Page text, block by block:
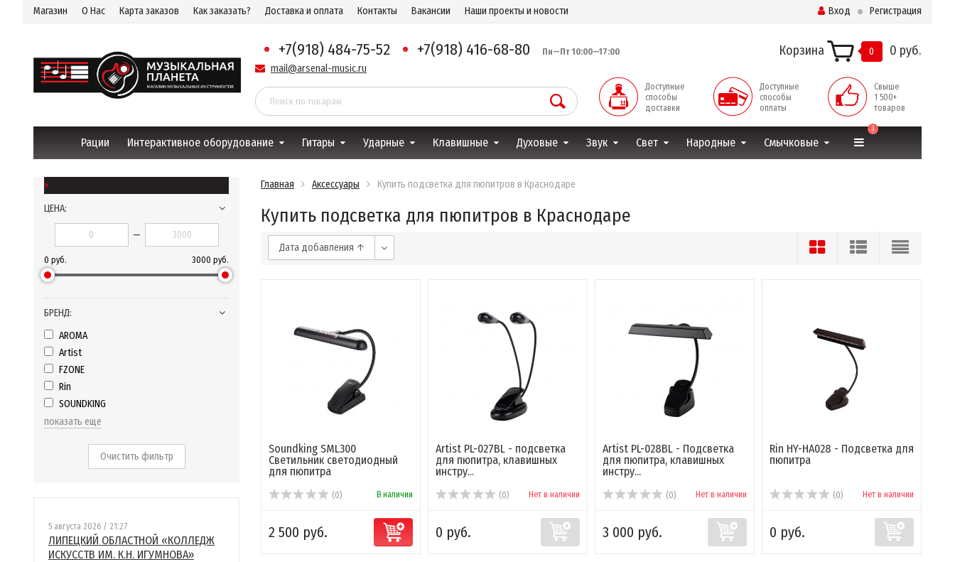
Магазин О Нас Карта заказов Как заказать? Доставка и оплата Контакты Вакансии Наши проекты и новости Вход Регистрация
+7(918) 484-75-52 +7(918) 416-68-80 Пн—Пт 10:00—17:00
mail@arsenal-music.ru
Корзина 0 0 руб.
Доступные
способы
доставки
Доступные
способы
оплаты
Свыше
1 500+
товаров
Рации Интерактивное оборудование Гитары Ударные Клавишные Духовые Звук Свет Народные Смычковые
3
×
ЦЕНА:
—
0 руб. 3000 руб.
БРЕНД:
AROMA
Artist
FZONE
Rin
SOUNDKING
показать еще
Очистить фильтр
5 августа 2026 / 21:27
ЛИПЕЦКИЙ ОБЛАСТНОЙ «КОЛЛЕДЖ
ИСКУССТВ ИМ. К.Н. ИГУМНОВА»
Главная Аксессуары Купить подсветка для пюпитров в Краснодаре
Купить подсветка для пюпитров в Краснодаре
Дата добавления ↑
Soundking SML300
Светильник светодиодный
для пюпитра
(0) В наличии
2 500 руб.
Artist PL-027BL - подсветка
для пюпитра, клавишных
инстру...
(0) Нет в наличии
0 руб.
Artist PL-028BL - Подсветка
для пюпитра, клавишных
инстру...
(0) Нет в наличии
3 000 руб.
Rin HY-HA028 - Подсветка для
пюпитра
(0) Нет в наличии
0 руб.